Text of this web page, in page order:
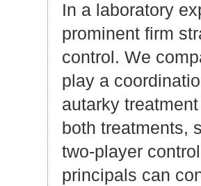
In a laboratory
prominent firm
control. We
play a
autarky
both treatments,
two-player
principals can